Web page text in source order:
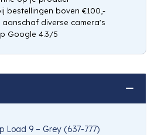
bestellingen boven €100,-
diverse camera's
Google 4.3/5
Load 9 – Grey (637-777)